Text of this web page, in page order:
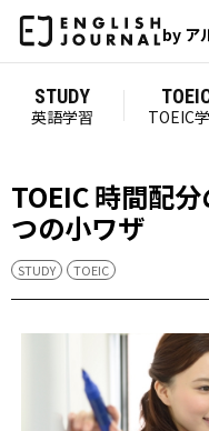
by ア
STUDY
英語学習 TOEIC
TOEIC 時間配
つの小ワザ
STUDY TOEIC